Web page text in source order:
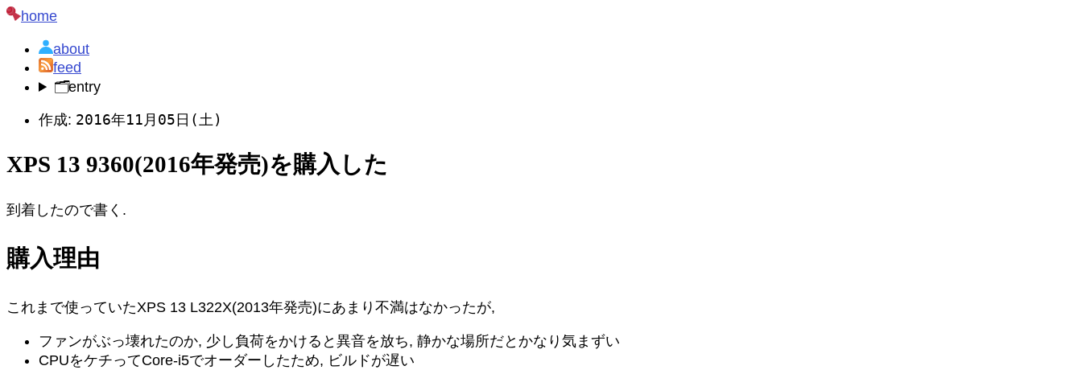
home
about
feed
🗂️entry
作成: 2016年11月05日(土)
XPS 13 9360(2016年発売)を購入した
到着したので書く.
購入理由
これまで使っていたXPS 13 L322X(2013年発売)にあまり不満はなかったが,
ファンがぶっ壊れたのか, 少し負荷をかけると異音を放ち, 静かな場所だとかなり気まずい
CPUをケチってCore-i5でオーダーしたため, ビルドが遅い